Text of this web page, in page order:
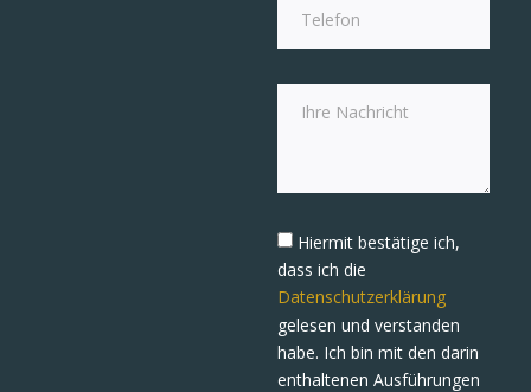
Hiermit bestätige ich,
dass ich die
Datenschutzerklärung
gelesen und verstanden
habe. Ich bin mit den darin
enthaltenen Ausführungen